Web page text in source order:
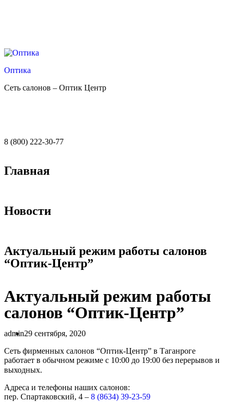
Оптика
Сеть салонов – Оптик Центр
8 (800) 222-30-77
Главная
Новости
Актуальный режим работы салонов
“Оптик-Центр”
Актуальный режим работы
салонов “Оптик-Центр”
admin29 сентября, 2020
Сеть фирменных салонов “Оптик-Центр” в Таганроге
работает в обычном режиме с 10:00 до 19:00 без перерывов и
выходных. ⠀
Адреса и телефоны наших салонов:
пер. Спартаковский, 4 – 8 (8634) 39-23-59